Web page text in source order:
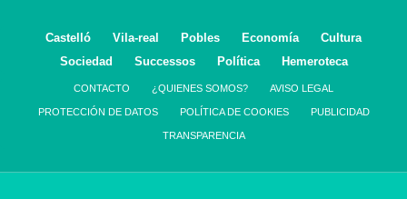
Castelló Vila-real Pobles Economía
Cultura
Sociedad
Successos Política Hemeroteca
CONTACTO ¿QUIENES SOMOS? AVISO LEGAL
PROTECCIÓN DE DATOS POLÍTICA DE COOKIES PUBLICIDAD
TRANSPARENCIA